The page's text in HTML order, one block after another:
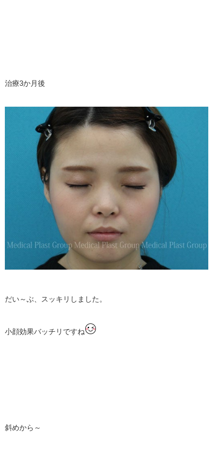
治療3か月後
だい～ぶ、スッキリしました。
小顔効果バッチリですね
斜めから～